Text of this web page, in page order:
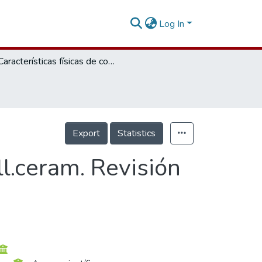
Log In
Características físicas de coronas procera all.ceram. Revisión bibliográfica
Export Statistics
Revisión